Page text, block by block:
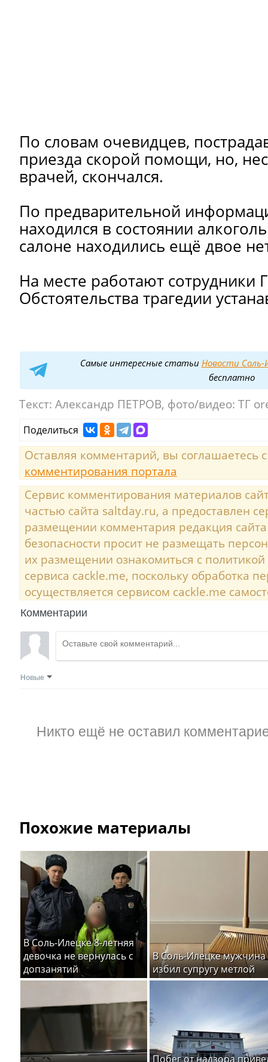
По словам очевидцев,
приезда скорой помощи, но,
врачей, скончался.
По предварительной
находился в состоянии
салоне находились ещё двое
На месте работают сотрудники
Обстоятельства трагедии
Самые интересные статьи Новости Соль-
бесплатно
Текст: Александр ПЕТРОВ, фото/видео: ТГ
Поделиться
Оставляя комментарий, вы соглашаетесь
комментирования портала
Сервис комментирования материалов
частью сайта saltday.ru, а предоставлен
размещении комментария редакция
безопасности просит не размещать
их размещении ознакомиться с
сервиса cackle.me, поскольку обработка
осуществляется сервисом cackle.me
Комментарии
Новые
Никто ещё не оставил
Похожие материалы
В Соль-Илецке 8-летняя
девочка не вернулась с
допзанятий
В Соль-Илецке мужчина
избил супругу метлой
Побег от надзора